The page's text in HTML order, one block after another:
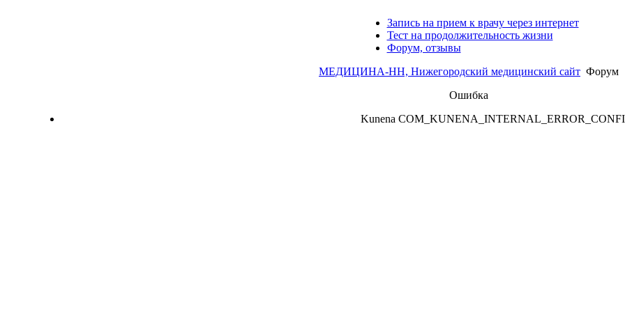
Запись на прием к врачу через интернет
Тест на продолжительность жизни
Форум, отзывы
МЕДИЦИНА-НН, Нижегородский медицинский сайт Форум
Ошибка
Kunena